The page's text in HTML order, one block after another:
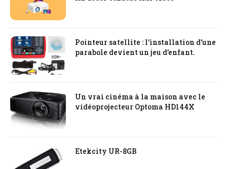
Pointeur satellite : l’installation d’une
parabole devient un jeu d’enfant.
Un vrai cinéma à la maison avec le
vidéoprojecteur Optoma HD144X
Etekcity UR-8GB